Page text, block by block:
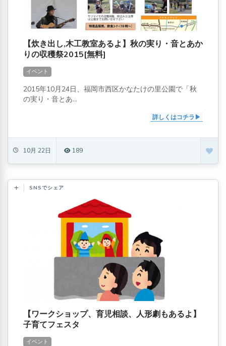
【炊き出し,木工教室あるよ】秋の実り・音とあか
りの収穫祭2015[無料]
イベント
2015年10月24日、福岡市西区かなたけの里公園で「秋
の実り・音とあ...
詳しくはコチラ
10月 22日 189
SNSでシェア
【ワークショップ、育児相談、人形劇もあるよ】
子育てフェスタ
イベント